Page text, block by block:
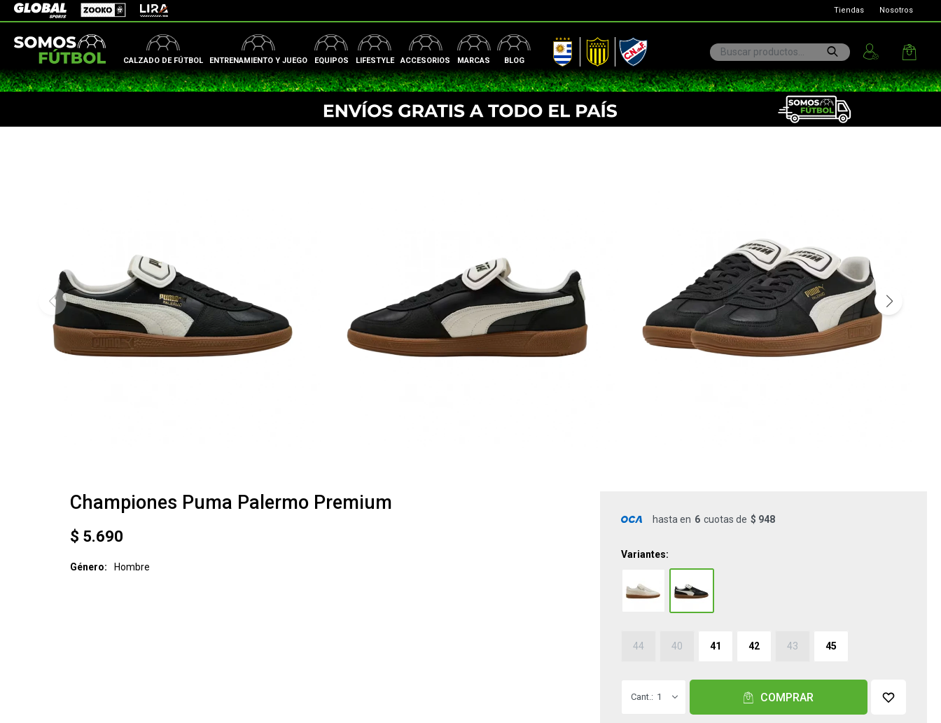
CALZADO DE FÚTBOL ENTRENAMIENTO Y JUEGO EQUIPOS LIFESTYLE ACCESORIOS MARCAS BLOG
AUF Peñarol Nacional
Global Sports Zooko Lira Tiendas Nosotros
Championes Puma Palermo Premium
$ 5.690
Género Hombre
hasta en 6 cuotas de $ 948
Variantes:
44 40 41 42 43 45
1 COMPRAR